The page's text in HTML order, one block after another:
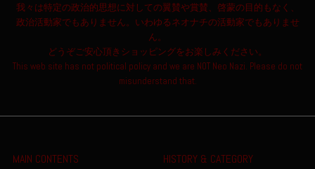
我々は特定の政治的思想に対しての翼賛や賞賛、啓蒙の目的もなく、
政治活動家でもありません。いわゆるネオナチの活動家でもありませ
ん。
どうぞご安心頂きショッピングをお楽しみください。
This web site has not political policy and we are NOT Neo Nazi. Please do not
misunderstand that.
MAIN CONTENTS HISTORY & CATEGORY